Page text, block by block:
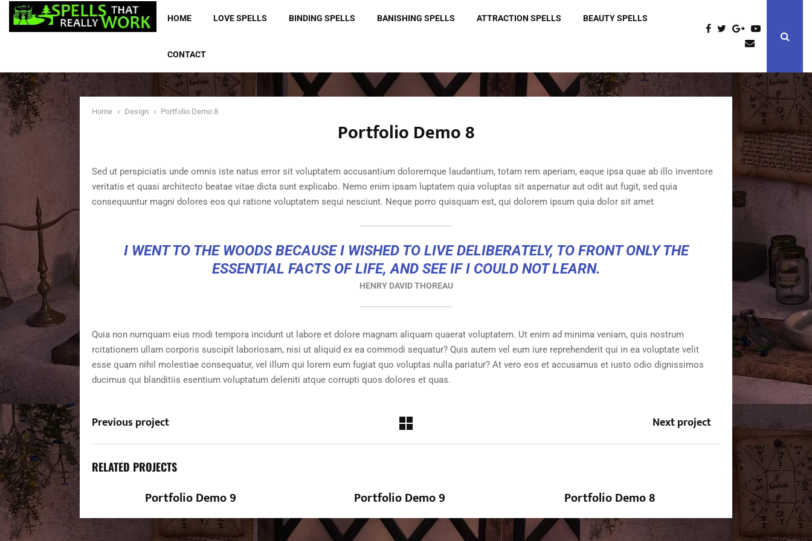
HOME LOVE SPELLS BINDING SPELLS BANISHING SPELLS ATTRACTION SPELLS BEAUTY SPELLS
CONTACT
Home Design Portfolio Demo 8
Portfolio Demo 8
Sed ut perspiciatis unde omnis iste natus error sit voluptatem accusantium doloremque laudantium, totam rem aperiam, eaque ipsa quae ab illo inventore
veritatis et quasi architecto beatae vitae dicta sunt explicabo. Nemo enim ipsam luptatem quia voluptas sit aspernatur aut odit aut fugit, sed quia
consequuntur magni dolores eos qui ratione voluptatem sequi nesciunt. Neque porro quisquam est, qui dolorem ipsum quia dolor sit amet
I WENT TO THE WOODS BECAUSE I WISHED TO LIVE DELIBERATELY, TO FRONT ONLY THE
ESSENTIAL FACTS OF LIFE, AND SEE IF I COULD NOT LEARN.
HENRY DAVID THOREAU
Quia non numquam eius modi tempora incidunt ut labore et dolore magnam aliquam quaerat voluptatem. Ut enim ad minima veniam, quis nostrum
rcitationem ullam corporis suscipit laboriosam, nisi ut aliquid ex ea commodi sequatur? Quis autem vel eum iure reprehenderit qui in ea voluptate velit
esse quam nihil molestiae consequatur, vel illum qui lorem eum fugiat quo voluptas nulla pariatur? At vero eos et accusamus et iusto odio dignissimos
ducimus qui blanditiis esentium voluptatum deleniti atque corrupti quos dolores et quas.
Previous project Next project
RELATED PROJECTS
Portfolio Demo 9 Portfolio Demo 9 Portfolio Demo 8